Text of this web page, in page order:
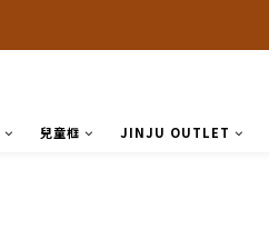
兒童框 JINJU OUTLET